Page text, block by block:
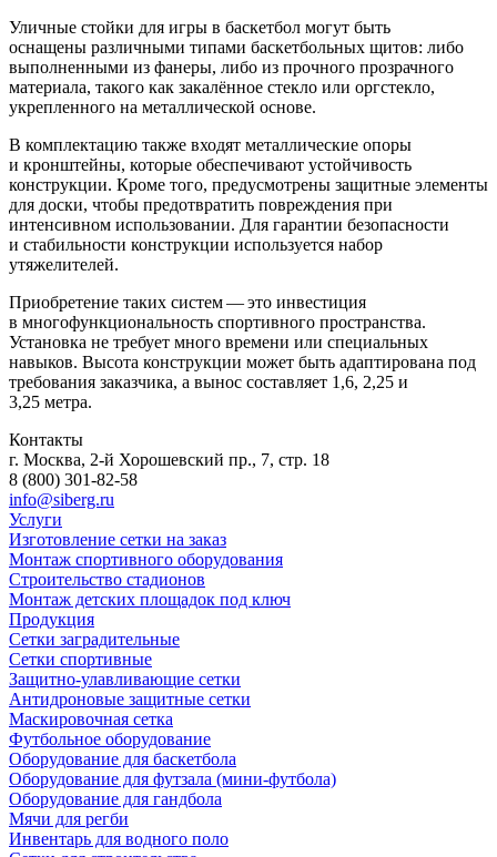
Уличные стойки для игры в баскетбол могут быть
оснащены различными типами баскетбольных щитов: либо
выполненными из фанеры, либо из прочного прозрачного
материала, такого как закалённое стекло или оргстекло,
укрепленного на металлической основе.
В комплектацию также входят металлические опоры
и кронштейны, которые обеспечивают устойчивость
конструкции. Кроме того, предусмотрены защитные элементы
для доски, чтобы предотвратить повреждения при
интенсивном использовании. Для гарантии безопасности
и стабильности конструкции используется набор
утяжелителей.
Приобретение таких систем — это инвестиция
в многофункциональность спортивного пространства.
Установка не требует много времени или специальных
навыков. Высота конструкции может быть адаптирована под
требования заказчика, а вынос составляет 1,6, 2,25 и
3,25 метра.
Контакты
г. Москва, 2-й Хорошевский пр., 7, стр. 18
8 (800) 301-82-58
info@siberg.ru
Услуги
Изготовление сетки на заказ
Монтаж спортивного оборудования
Строительство стадионов
Монтаж детских площадок под ключ
Продукция
Сетки заградительные
Сетки спортивные
Защитно-улавливающие сетки
Антидроновые защитные сетки
Маскировочная сетка
Футбольное оборудование
Оборудование для баскетбола
Оборудование для футзала (мини-футбола)
Оборудование для гандбола
Мячи для регби
Инвентарь для водного поло